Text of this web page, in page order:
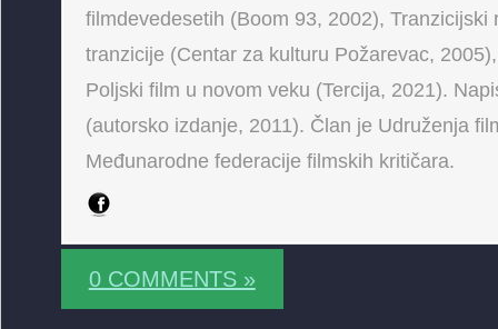
filmdevedesetih (Boom 93, 2002),
tranzicije (Centar za kulturu Požarevac,
Poljski film u novom veku (Tercija, 2021).
(autorsko izdanje, 2011). Član je Udruženja
Međunarodne federacije filmskih kritičara.
0 COMMENTS »